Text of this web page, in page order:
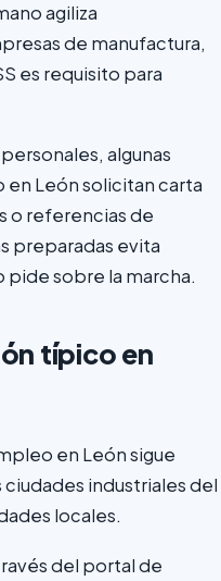
agiliza
de manufactura,
es requisito para
algunas
León solicitan carta
o referencias de
preparadas evita
pide sobre la marcha.
típico en
en León sigue
ciudades industriales del
locales.
del portal de